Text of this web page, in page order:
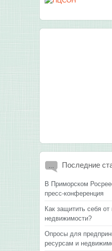
Последние
В Приморском
пресс-конференция
Как защитить себя
недвижимости?
Опросы для
ресурсам и